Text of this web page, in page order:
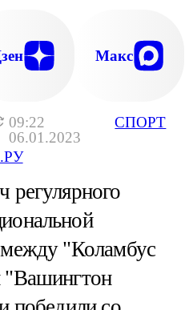
09:22
06.01.2023
СПОРТ
Макс
регулярного
между "Коламбус